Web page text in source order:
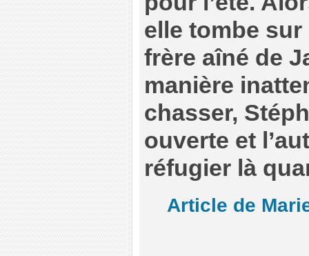
elle tombe sur
frère aîné de
manière
chasser,
ouverte et
réfugier là
Article de